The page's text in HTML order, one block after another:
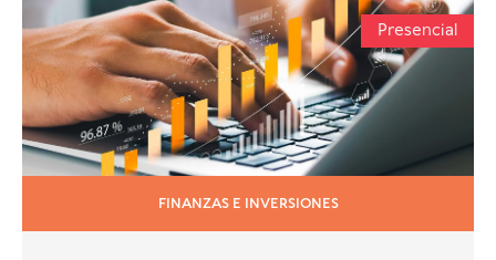
Presencial
FINANZAS E INVERSIONES